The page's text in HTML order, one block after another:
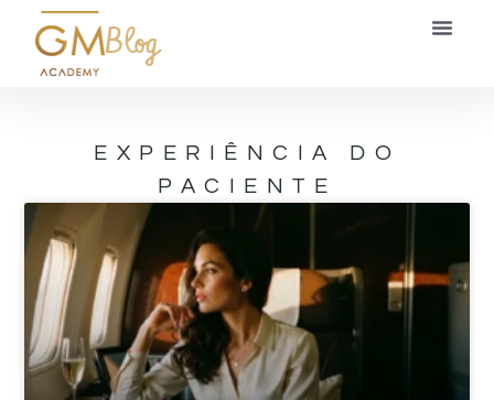
Blog
EXPERIÊNCIA DO
PACIENTE